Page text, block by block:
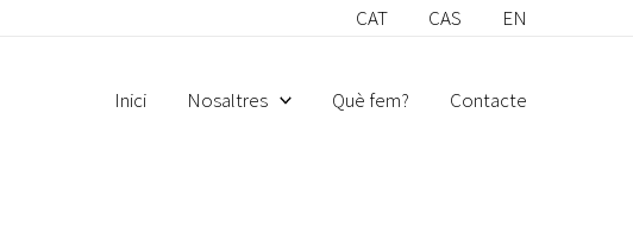
CAT CAS EN
Inici Nosaltres Què fem? Contacte